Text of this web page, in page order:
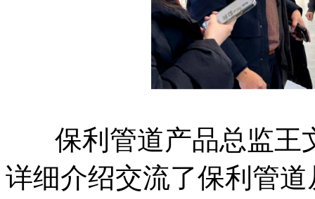
保利管道产品总监王
详细介绍交流了保利管